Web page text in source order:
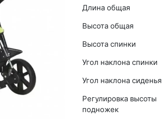
Длина общая
Высота общая
Высота спинки
Угол наклона спинки
Угол наклона сиденья
Регулировка высоты
подножек